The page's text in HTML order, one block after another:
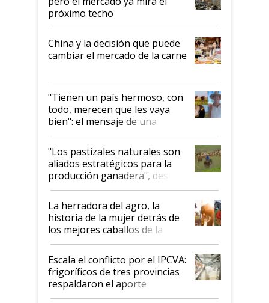
próximo techo
China y la decisión que puede
cambiar el mercado de la carne
"Tienen un país hermoso, con
todo, merecen que les vaya
bien": el mensaje de una
ganadera uruguaya sobre las
oportunidades que se abren
para el agro en Argentina, con
foco en la carne
"Los pastizales naturales son
aliados estratégicos para la
producción ganadera", destaca
la iniciativa que ya reúne a 46
establecimientos en Argentina
La herradora del agro, la
historia de la mujer detrás de
los mejores caballos de la
Argentina y los mitos que
todavía hacen sufrir a estos
animales: "Mientras me
descalificaban, yo seguí
haciendo currículum"
Escala el conflicto por el IPCVA:
frigoríficos de tres provincias
respaldaron el aporte
obligatorio